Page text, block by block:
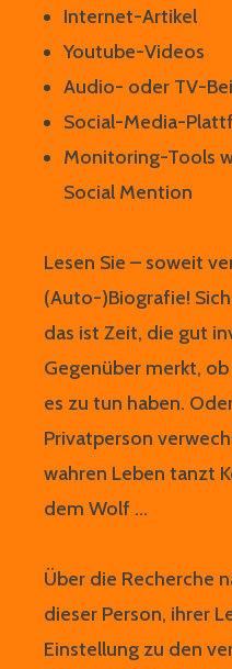
Internet-Artikel
Youtube-Videos
Audio- oder TV-
Social-Media-
Monitoring-Tools
Social Mention
Lesen Sie – soweit
(Auto-)Biografie!
das ist Zeit, die gut
Gegenüber merkt,
es zu tun haben.
Privatperson
wahren Leben tanzt
dem Wolf …
Über die Recherche
dieser Person, ihrer
Einstellung zu den